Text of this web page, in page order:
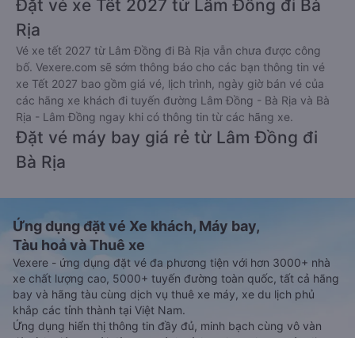
Đặt vé xe Tết 2027 từ Lâm Đồng đi Bà
Rịa
Vé xe tết 2027 từ Lâm Đồng đi Bà Rịa vẫn chưa được công
bố. Vexere.com sẽ sớm thông báo cho các bạn thông tin vé
xe Tết 2027 bao gồm giá vé, lịch trình, ngày giờ bán vé của
các hãng xe khách đi tuyến đường Lâm Đồng - Bà Rịa và Bà
Rịa - Lâm Đồng ngay khi có thông tin từ các hãng xe.
Đặt vé máy bay giá rẻ từ Lâm Đồng đi
Bà Rịa
Ứng dụng đặt vé Xe khách, Máy bay,
Tàu hoả và Thuê xe
Vexere - ứng dụng đặt vé đa phương tiện với hơn 3000+ nhà
xe chất lượng cao, 5000+ tuyến đường toàn quốc, tất cả hãng
bay và hãng tàu cùng dịch vụ thuê xe máy, xe du lịch phủ
khắp các tỉnh thành tại Việt Nam.
Ứng dụng hiển thị thông tin đầy đủ, minh bạch cùng vô vàn